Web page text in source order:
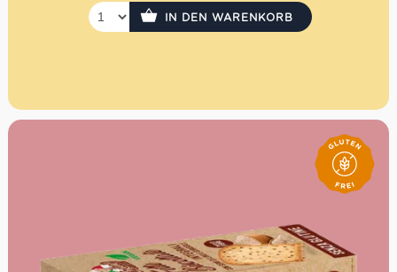
IN DEN WARENKORB